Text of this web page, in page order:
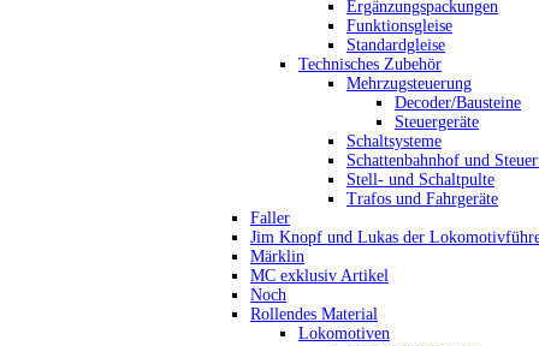
Ergänzungspackungen
Funktionsgleise
Standardgleise
Technisches Zubehör
Mehrzugsteuerung
Decoder/Bausteine
Steuergeräte
Schaltsysteme
Schattenbahnhof und
Stell- und Schaltpulte
Trafos und Fahrgeräte
Faller
Jim Knopf und Lukas der
Märklin
MC exklusiv Artikel
Noch
Rollendes Material
Lokomotiven